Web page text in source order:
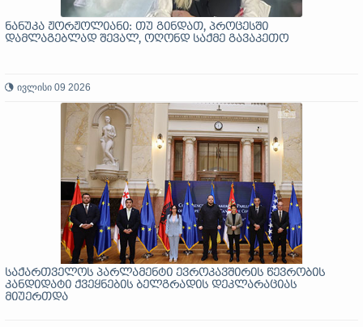
ნანუკა ჟორჟოლიანი: თუ გინდათ, პროცესში
დამლაგებლად შევალ, ოღონდ საქმე გავაკეთო
ივლისი 09 2026
საქართველოს პარლამენტი ევროკავშირის წევრობის
კანდიდატი ქვეყნების ბელგრადის დეკლარაციას
მიუერთდა